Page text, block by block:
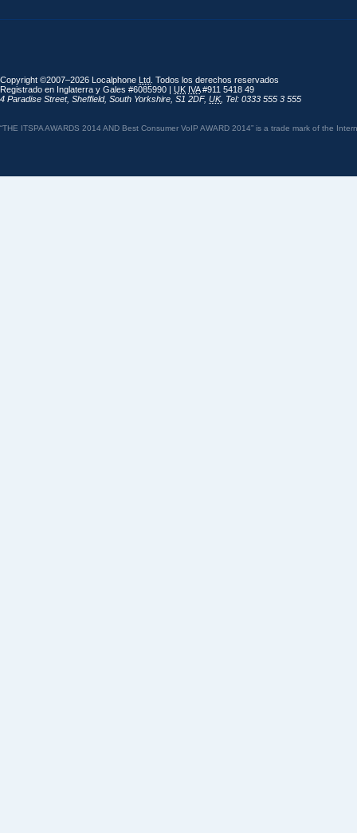
Copyright ©2007–2026 Localphone Ltd . Todos los derechos reservados
Registrado en Inglaterra y Gales #6085990 | UK IVA#911 5418 49
4 Paradise Street, Sheffield, South Yorkshire S1 2DF, UK, Tel: 0333 555 3 555
“THE ITSPA AWARDS 2014 AND Best Consumer VoIP AWARD 2014” is a trade mark of the